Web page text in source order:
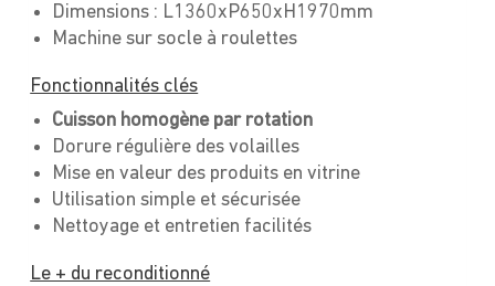
Dimensions : L1360xP650xH1970mm
Machine sur socle à roulettes
Fonctionnalités clés
Cuisson homogène par rotation
Dorure régulière des volailles
Mise en valeur des produits en vitrine
Utilisation simple et sécurisée
Nettoyage et entretien facilités
Le + du reconditionné